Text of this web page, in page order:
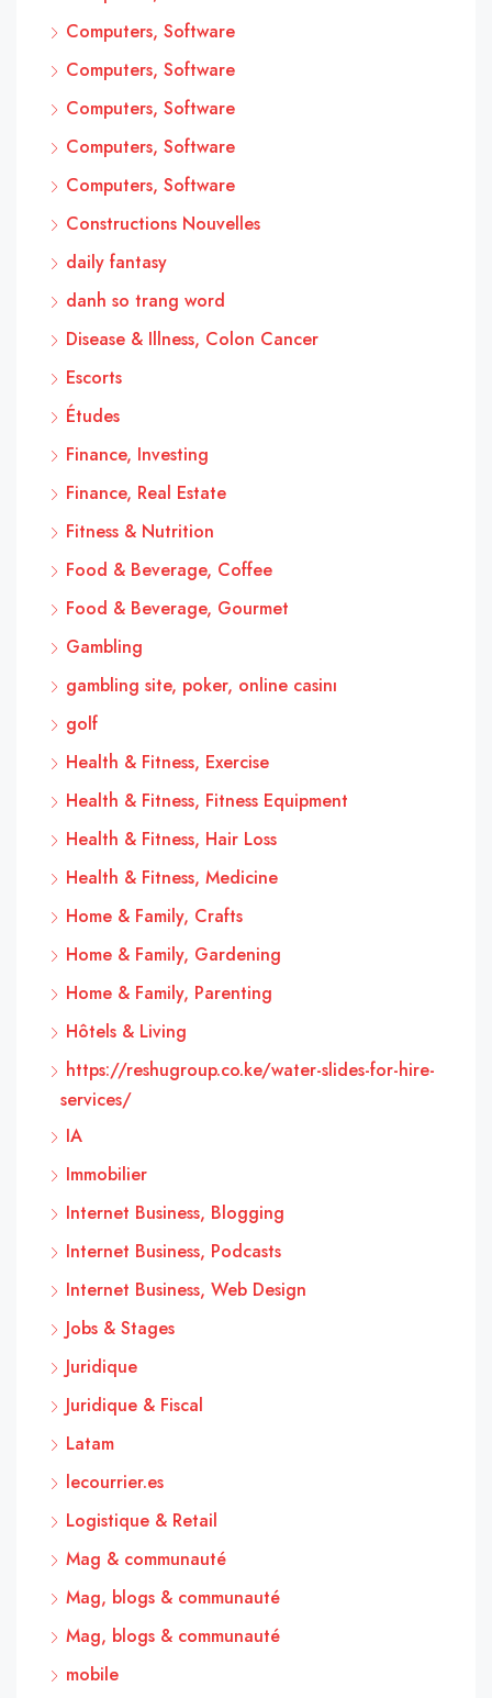
Computers, Software
Computers, Software
Computers, Software
Computers, Software
Computers, Software
Constructions Nouvelles
daily fantasy
danh so trang word
Disease & Illness, Colon Cancer
Escorts
Études
Finance, Investing
Finance, Real Estate
Fitness & Nutrition
Food & Beverage, Coffee
Food & Beverage, Gourmet
Gambling
gambling site, poker, online casinı
golf
Health & Fitness, Exercise
Health & Fitness, Fitness Equipment
Health & Fitness, Hair Loss
Health & Fitness, Medicine
Home & Family, Crafts
Home & Family, Gardening
Home & Family, Parenting
Hôtels & Living
https://reshugroup.co.ke/water-slides-for-hire-
services/
IA
Immobilier
Internet Business, Blogging
Internet Business, Podcasts
Internet Business, Web Design
Jobs & Stages
Juridique
Juridique & Fiscal
Latam
lecourrier.es
Logistique & Retail
Mag & communauté
Mag, blogs & communauté
Mag, blogs & communauté
mobile